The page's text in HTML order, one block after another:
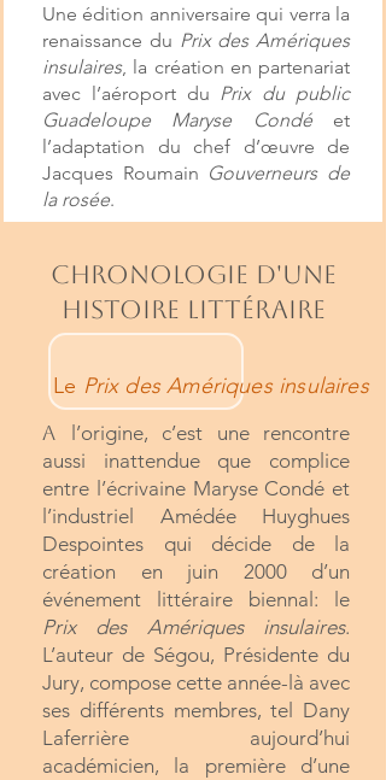
Une édition anniversaire qui verra la
renaissance du Prix des Amériques
insulaires, la création en partenariat
avec l’aéroport du Prix du public
Guadeloupe Maryse Condéet
l’adaptation du chef d’œuvre de
Jacques Roumain Gouverneurs de
la rosée.
CHRONOLOGIE D'UNE
HISTOIRE LITTÉRAIRE
Le Prix des Amériques insulaires
A
l’origine, c’est une rencontre
aussi inattendue que complice
entre l’écrivaine Maryse Condé et
l’industriel Amédée Huyghues
Despointes qui décide de la
création en juin 2000 d’un
événement littéraire biennal: le
Prix des Amériques insulaires.
L’auteur de Ségou, Présidente du
Jury, compose cette année-là avec
ses différents membres, tel Dany
Laferrière aujourd’hui
académicien, la première d’une